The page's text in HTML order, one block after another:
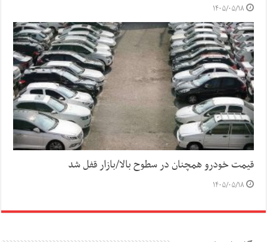
۱۴۰۵/۰۵/۱۸
قیمت خودرو همچنان در سطوح بالا/بازار قفل شد
۱۴۰۵/۰۵/۱۸